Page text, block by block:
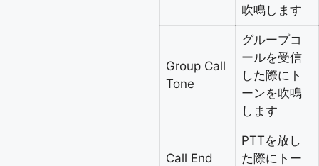
吹鳴します
Group Call
Tone
グループコ
ールを受信
した際にト
ーンを吹鳴
します
Call End
PTTを放し
た際にトー